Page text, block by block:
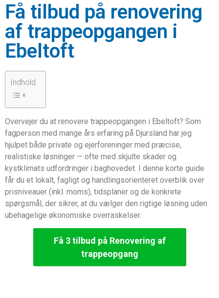
Få tilbud på renovering
af trappeopgangen i
Ebeltoft
Indhold
Overvejer du at renovere trappeopgangen i Ebeltoft? Som
fagperson med mange års erfaring på Djursland har jeg
hjulpet både private og ejerforeninger med præcise,
realistiske løsninger — ofte med skjulte skader og
kystklimats udfordringer i baghovedet. I denne korte guide
får du et lokalt, fagligt og handlingsorienteret overblik over
prisniveauer (inkl. moms), tidsplaner og de konkrete
spørgsmål, der sikrer, at du vælger den rigtige løsning uden
ubehagelige økonomiske overraskelser.
Få 3 tilbud på Renovering af
trappeopgang